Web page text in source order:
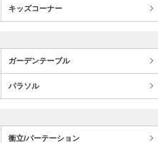
キッズコーナー
ガーデンテーブル
パラソル
衝立/パーテーション